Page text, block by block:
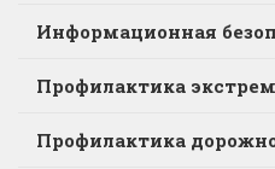
Информационная
Профилактика
Профилактика